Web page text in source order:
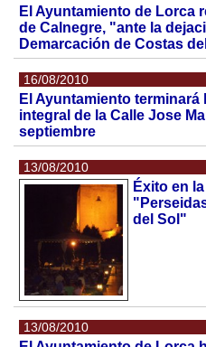
El Ayuntamiento de Lorca
de Calnegre, "ante la
Demarcación de Costas
16/08/2010
El Ayuntamiento
integral de la Calle Jose
septiembre
13/08/2010
Éxito en
del Sol"
13/08/2010